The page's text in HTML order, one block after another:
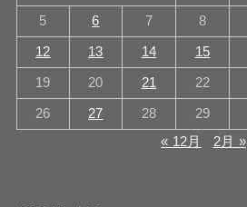
5 6 7 8
12 13 14 15
19 20 21 22
26 27 28 29
« 12月
2月 »